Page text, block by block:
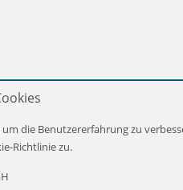
die Benutzererfahrung zu
Richtlinie zu.